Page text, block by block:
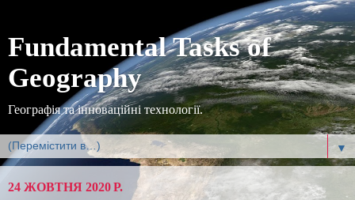
Fundamental Tasks of
Geography
Географія та інноваційні технології.
▼
24 ЖОВТНЯ 2020 Р.